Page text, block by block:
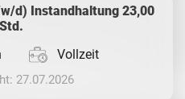
d) Instandhaltung 23,00
Vollzeit
27.07.2026